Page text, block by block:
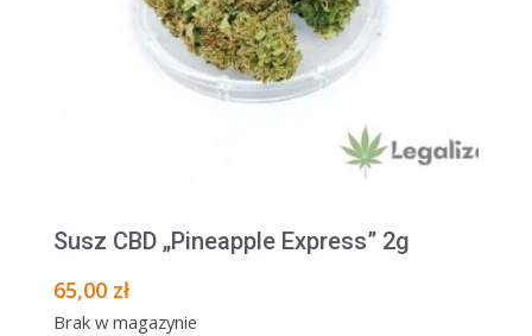
Susz CBD „Pineapple Express” 2g
65,00 zł
Brak w magazynie